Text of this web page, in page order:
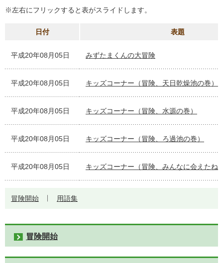
※左右にフリックすると表がスライドします。
日付 表題
平成20年08月05日 みずたまくんの大冒険
平成20年08月05日 キッズコーナー（冒険、天日乾燥池の巻）
平成20年08月05日 キッズコーナー（冒険、水源の巻）
平成20年08月05日 キッズコーナー（冒険、ろ過池の巻）
平成20年08月05日 キッズコーナー（冒険、みんなに会えたね
冒険開始 用語集
冒険開始